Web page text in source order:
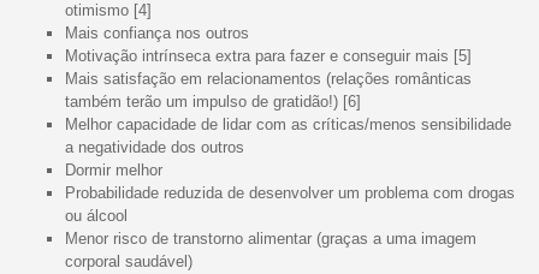
otimismo [4]
Mais confiança nos outros
Motivação intrínseca extra para fazer e conseguir mais [5]
Mais satisfação em relacionamentos (relações românticas
também terão um impulso de gratidão!) [6]
Melhor capacidade de lidar com as críticas/menos sensibilidade
a negatividade dos outros
Dormir melhor
Probabilidade reduzida de desenvolver um problema com drogas
ou álcool
Menor risco de transtorno alimentar (graças a uma imagem
corporal saudável)